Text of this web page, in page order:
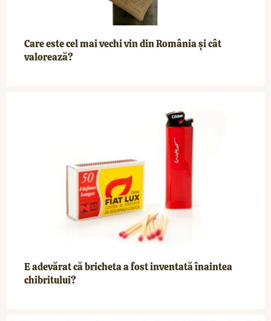
Care este cel mai vechi vin din România și cât
valorează?
E adevărat că bricheta a fost inventată înaintea
chibritului?